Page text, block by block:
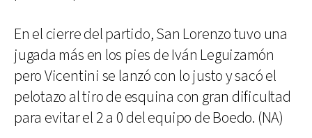
En el cierre del partido, San Lorenzo tuvo una
jugada más en los pies de Iván Leguizamón
pero Vicentini se lanzó con lo justo y sacó el
pelotazo al tiro de esquina con gran dificultad
para evitar el 2 a 0 del equipo de Boedo. (NA)